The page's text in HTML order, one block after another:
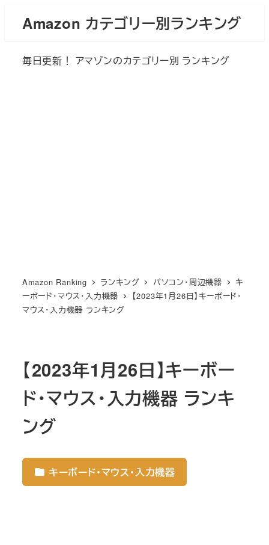
Amazon カテゴリー別ランキング
毎日更新！ アマゾンのカテゴリー別 ランキング
Amazon Ranking ランキング パソコン・周辺機器
キ
ーボード・マウス・入力機器
【2023年1月26日】キーボード・
マウス・入力機器 ランキング
【2023年1月26日】キーボー
ド・マウス・入力機器 ランキ
ング
キーボード・マウス・入力機器